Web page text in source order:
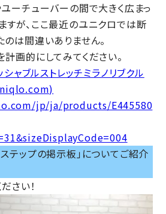
ーチューバーの間で大きく広まっ
すが、ここ最近のユニクロでは断
は間違いありません。
画的にしてみてください。
ャブルストレッチミラノリブクル
jp/ja/products/E445580
テップの掲示板」についてご紹介
さい！